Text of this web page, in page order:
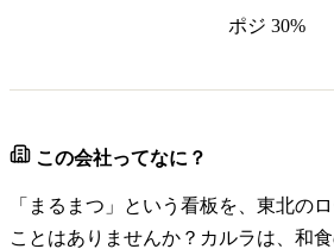
ポジ 30%
この会社ってなに？
「まるまつ」という看板を、東北の
ことはありませんか？カルラは、和